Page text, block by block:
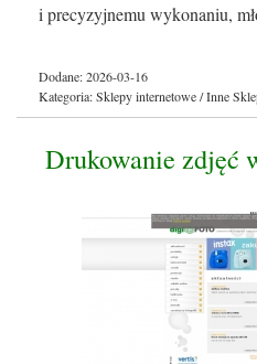
i precyzyjnemu wykonaniu,
Dodane: 2026-03-16
Kategoria: Sklepy internetowe / Inne
Drukowanie